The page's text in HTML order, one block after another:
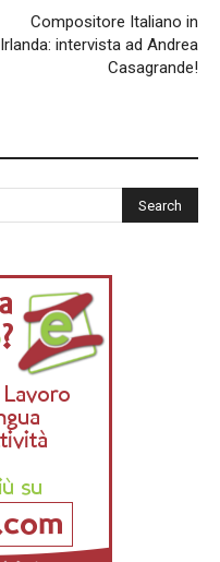
Compositore Italiano in
Irlanda: intervista ad Andrea
Casagrande!